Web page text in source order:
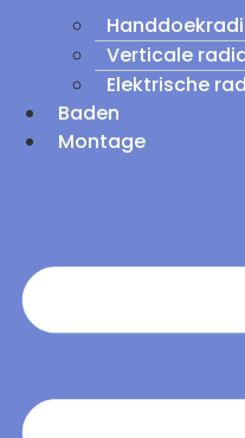
Verticale
Elektrische
Baden
Montage